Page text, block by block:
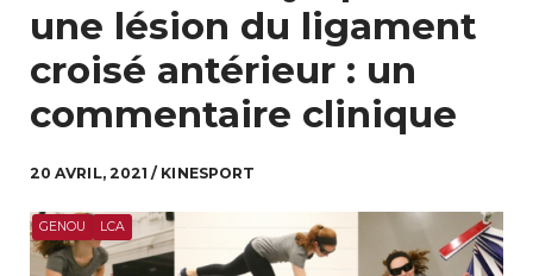
une lésion du ligament
croisé antérieur : un
commentaire clinique
20 AVRIL, 2021 / KINESPORT
GENOU LCA